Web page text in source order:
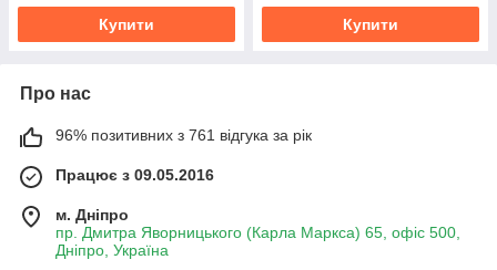
Купити Купити
Про нас
96% позитивних з 761 відгука за рік
Працює з 09.05.2016
м. Дніпро
пр. Дмитра Яворницького (Карла Маркса) 65, офіс 500,
Дніпро, Україна